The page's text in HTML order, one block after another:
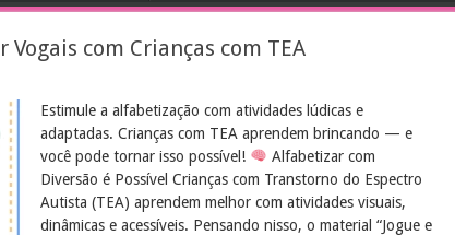
com Crianças com TEA
em
Lúdica
para
Trabalhar
Vogais
com
Crianças
com
TEA
Estimule a alfabetização com atividades lúdicas e
adaptadas. Crianças com TEA aprendem brincando — e
você pode tornar isso possível!
Alfabetizar com
Diversão é Possível Crianças com Transtorno do Espectro
Autista (TEA) aprendem melhor com atividades visuais,
dinâmicas e acessíveis. Pensando nisso, o material “Jogue e